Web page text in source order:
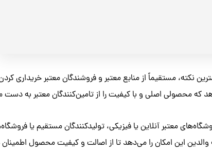
نکته، مستقیماً از منابع معتبر و فروشندگان معتبر خریداری
که محصولی اصلی و با کیفیت را از تامین‌کنندگان معتبر به دست
معتبر آنلاین یا فیزیکی، تولیدکنندگان مستقیم یا
این امکان را می‌دهد تا از اصالت و کیفیت محصول